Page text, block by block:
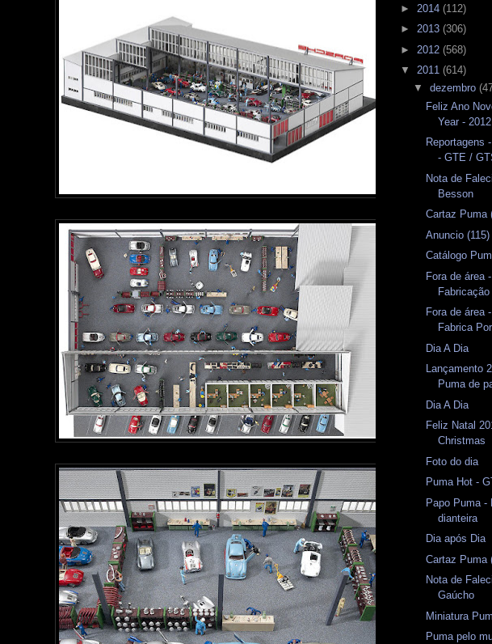
► 2014 (112)
► 2013 (306)
► 2012 (568)
▼ 2011 (614)
▼ dezembro
Feliz Ano
Year - 2012
Reportagens
- GTE /
Nota de
Besson
Cartaz Puma
Anuncio
Catálogo
Fora de área
Fabricação
Fora de área
Fabrica
Dia A Dia
Lançamento
Puma de
Dia A Dia
Feliz Natal
Christmas
Foto do dia
Puma Hot -
Papo Puma -
dianteira
Dia após Dia
Cartaz Puma
Nota de
Gaúcho
Miniatura
Puma pelo